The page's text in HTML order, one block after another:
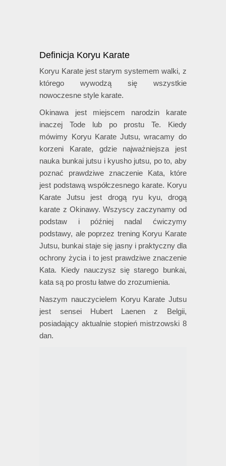
Definicja Koryu Karate
Koryu Karate jest starym systemem walki, z
którego wywodzą się wszystkie
nowoczesne style karate.
Okinawa jest miejscem narodzin karate
inaczej Tode lub po prostu Te. Kiedy
mówimy Koryu Karate Jutsu, wracamy do
korzeni Karate, gdzie najważniejsza jest
nauka bunkai jutsu i kyusho jutsu, po to, aby
poznać prawdziwe znaczenie Kata, które
jest podstawą współczesnego karate. Koryu
Karate Jutsu jest drogą ryu kyu, drogą
karate z Okinawy. Wszyscy zaczynamy od
podstaw i później nadal ćwiczymy
podstawy, ale poprzez trening Koryu Karate
Jutsu, bunkai staje się jasny i praktyczny dla
ochrony życia i to jest prawdziwe znaczenie
Kata. Kiedy nauczysz się starego bunkai,
kata są po prostu łatwe do zrozumienia.
Naszym nauczycielem Koryu Karate Jutsu
jest sensei Hubert Laenen z Belgii,
posiadający aktualnie stopień mistrzowski 8
dan.